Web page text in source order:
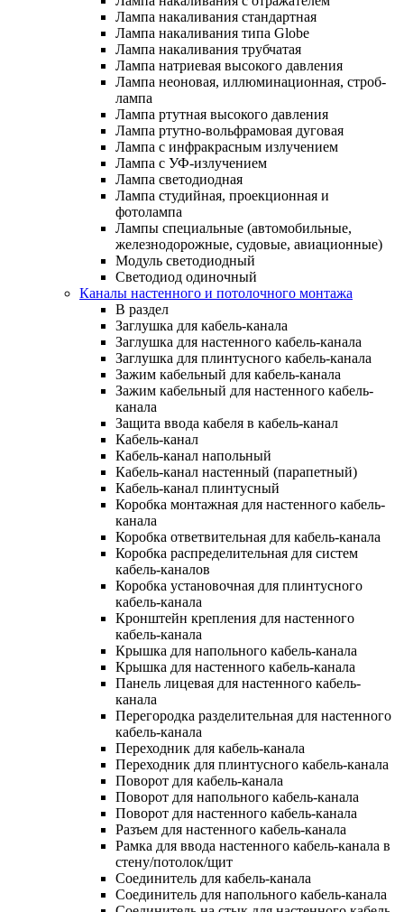
Лампа накаливания стандартная
Лампа накаливания типа Globe
Лампа накаливания трубчатая
Лампа натриевая высокого давления
Лампа неоновая, иллюминационная, строб-
лампа
Лампа ртутная высокого давления
Лампа ртутно-вольфрамовая дуговая
Лампа с инфракрасным излучением
Лампа с УФ-излучением
Лампа светодиодная
Лампа студийная, проекционная и
фотолампа
Лампы специальные (автомобильные,
железнодорожные, судовые, авиационные)
Модуль светодиодный
Светодиод одиночный
Каналы настенного и потолочного монтажа
В раздел
Заглушка для кабель-канала
Заглушка для настенного кабель-канала
Заглушка для плинтусного кабель-канала
Зажим кабельный для кабель-канала
Зажим кабельный для настенного кабель-
канала
Защита ввода кабеля в кабель-канал
Кабель-канал
Кабель-канал напольный
Кабель-канал настенный (парапетный)
Кабель-канал плинтусный
Коробка монтажная для настенного кабель-
канала
Коробка ответвительная для кабель-канала
Коробка распределительная для систем
кабель-каналов
Коробка установочная для плинтусного
кабель-канала
Кронштейн крепления для настенного
кабель-канала
Крышка для напольного кабель-канала
Крышка для настенного кабель-канала
Панель лицевая для настенного кабель-
канала
Перегородка разделительная для настенного
кабель-канала
Переходник для кабель-канала
Переходник для плинтусного кабель-канала
Поворот для кабель-канала
Поворот для напольного кабель-канала
Поворот для настенного кабель-канала
Разъем для настенного кабель-канала
Рамка для ввода настенного кабель-канала в
стену/потолок/щит
Соединитель для кабель-канала
Соединитель для напольного кабель-канала